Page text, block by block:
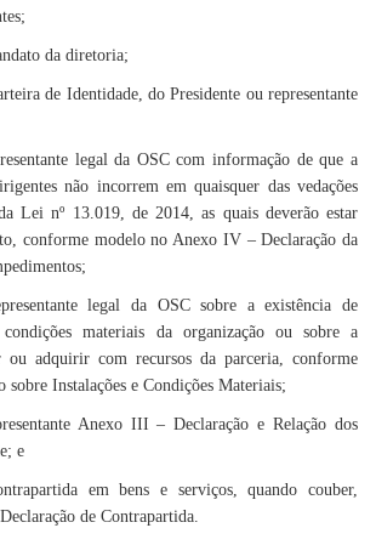
da diretoria;
de Identidade, do Presidente ou representante
legal da OSC com informação de que a
não incorrem em quaisquer das vedações
Lei nº 13.019, de 2014, as quais deverão estar
conforme modelo no Anexo IV – Declaração da
legal da OSC sobre a existência de
materiais da organização ou sobre a
ou adquirir com recursos da parceria, conforme
Instalações e Condições Materiais;
Anexo III – Declaração e Relação dos
e
em bens e serviços, quando couber,
de Contrapartida.